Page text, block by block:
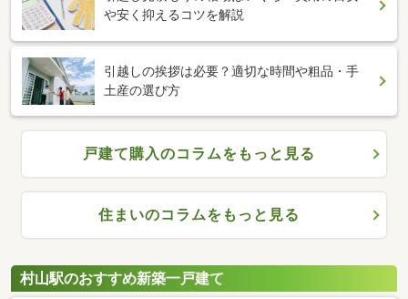
や安く抑えるコツを解説
引越しの挨拶は必要？適切な時間や粗品・手
土産の選び方
戸建て購入のコラムをもっと見る
住まいのコラムをもっと見る
村山駅のおすすめ新築一戸建て